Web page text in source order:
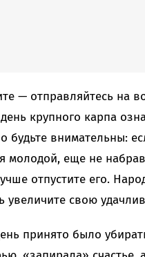
— отправляйтесь на
крупного карпа
будьте внимательны:
молодой, еще не
отпустите его.
увеличите свою
принято было